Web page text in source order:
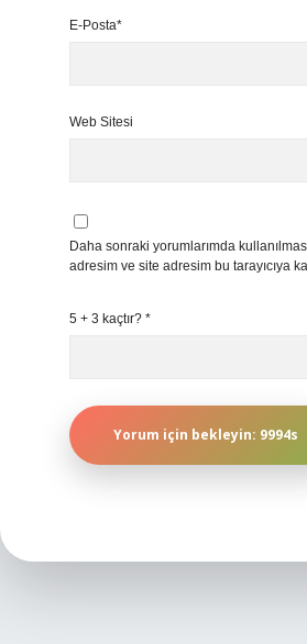
E-Posta*
Web Sitesi
Daha sonraki yorumlarımda
adresim ve site adresim bu tarayıcıya
5 + 3 kaçtır? *